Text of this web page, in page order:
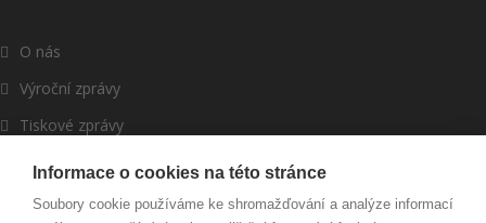
O nás
Výroční zprávy
Tiskové zprávy
ROMEA v médiích
Dárci a partneři
Informace o cookies na této stránce
Soubory cookie používáme ke shromažďování a analýze informací